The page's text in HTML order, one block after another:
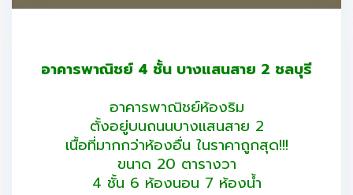
อาคารพาณิชย์ 4 ชั้น บางแสนสาย 2 ชลบุรี
อาคารพาณิชย์ห้องริม
ตั้งอยู่บนถนนบางแสนสาย 2
เนื้อที่มากกว่าห้องอื่น ในราคาถูกสุด!!!
ขนาด 20 ตารางวา
4 ชั้น 6 ห้องนอน 7 ห้องน้ำ